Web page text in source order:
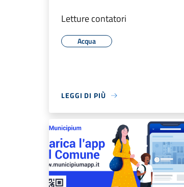
Letture contatori
Acqua
LEGGI DI PIÙ